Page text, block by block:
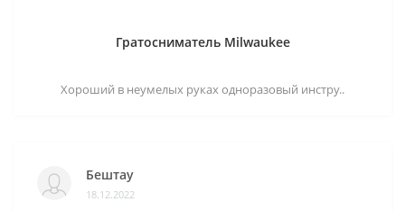
Гратосниматель Milwaukee
Хороший в неумелых руках одноразовый инстру..
Бештау
18.12.2022